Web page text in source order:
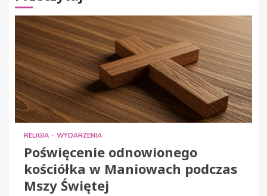
RELIGIA WYDARZENIA
Poświęcenie odnowionego
kościółka w Maniowach podczas
Mszy Świętej